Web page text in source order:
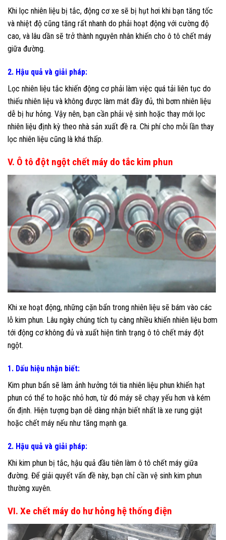
Khi lọc nhiên liệu bị tắc, động cơ xe sẽ bị hụt hơi khi bạn tăng tốc
và nhiệt độ cũng tăng rất nhanh do phải hoạt động với cường độ
cao, và lâu dần sẽ trở thành nguyên nhân khiến cho ô tô chết máy
giữa đường.
2. Hậu quả và giải pháp:
Lọc nhiên liệu tắc khiến động cơ phải làm việc quá tải liên tục do
thiếu nhiên liệu và không được làm mát đầy đủ, thì bơm nhiên liệu
dễ bị hư hỏng. Vậy nên, bạn cần phải vệ sinh hoặc thay mới lọc
nhiên liệu định kỳ theo nhà sản xuất đề ra. Chi phí cho mỗi lần thay
lọc nhiên liệu cũng là khá thấp.
V. Ô tô đột ngột chết máy do tắc kim phun
Khi xe hoạt động, những cặn bẩn trong nhiên liệu sẽ bám vào các
lỗ kim phun. Lâu ngày chúng tích tụ càng nhiều khiến nhiên liệu bơm
tới động cơ không đủ và xuất hiện tình trạng ô tô chết máy đột
ngột.
1. Dấu hiệu nhận biết:
Kim phun bẩn sẽ làm ảnh hưởng tới tia nhiên liệu phun khiến hạt
phun có thể to hoặc nhỏ hơn, từ đó máy sẽ chạy yếu hơn và kém
ổn định. Hiện tượng bạn dễ dàng nhận biết nhất là xe rung giật
hoặc chết máy nếu như tăng mạnh ga.
2. Hậu quả và giải pháp:
Khi kim phun bị tắc, hậu quả đầu tiên làm ô tô chết máy giữa
đường. Để giải quyết vấn đề này, bạn chỉ cần vệ sinh kim phun
thường xuyên.
VI. Xe chết máy do hư hỏng hệ thống điện